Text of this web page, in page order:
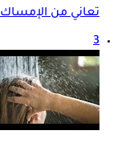
تعاني من
3